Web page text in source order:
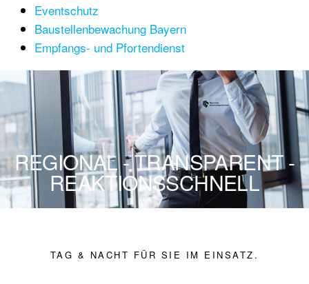
Eventschutz
Baustellenbewachung Bayern
Empfangs- und Pfortendienst
REGIONAL - TRANSPARENT -
REAKTIONSSCHNELL
TAG & NACHT FÜR SIE IM EINSATZ.